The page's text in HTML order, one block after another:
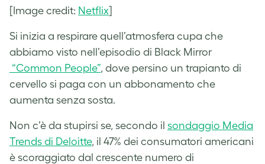
[Image credit: Netflix]
Si inizia a respirare quell’atmosfera cupa che
abbiamo visto nell’episodio di Black Mirror
“Common People”, dove persino un trapianto di
cervello si paga con un abbonamento che
aumenta senza sosta.
Non c’è da stupirsi se, secondo il sondaggio Media
Trends di Deloitte, il 47% dei consumatori americani
è scoraggiato dal crescente numero di